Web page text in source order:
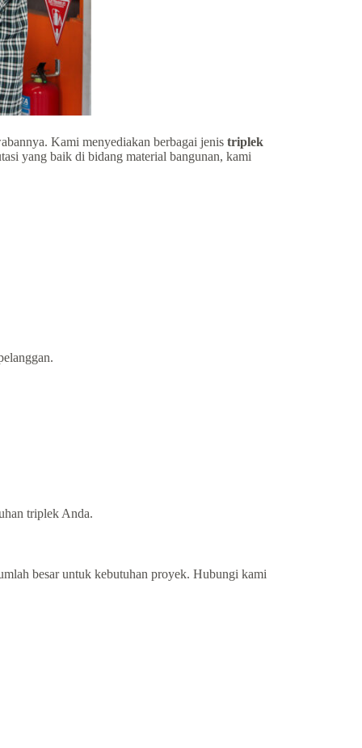
Kami menyediakan berbagai jenis triplek
yang baik di bidang material bangunan, kami
triplek Anda.
besar untuk kebutuhan proyek. Hubungi kami